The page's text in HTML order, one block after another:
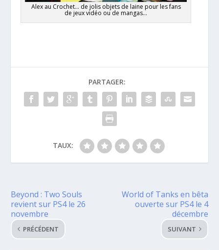
Alex au Crochet… de jolis objets de laine pour les fans
de jeux vidéo ou de mangas…
PARTAGER:
TAUX:
Beyond : Two Souls
revient sur PS4 le 26
novembre
PRÉCÉDENT
World of Tanks en bêta
ouverte sur PS4 le 4
décembre
SUIVANT